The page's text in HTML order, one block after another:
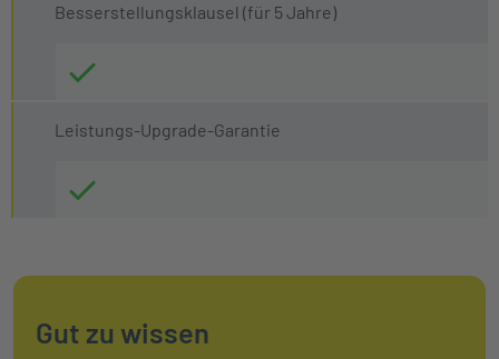
Besserstellungsklausel (für 5 Jahre)
Leistungs-Upgrade-Garantie
Gut zu wissen